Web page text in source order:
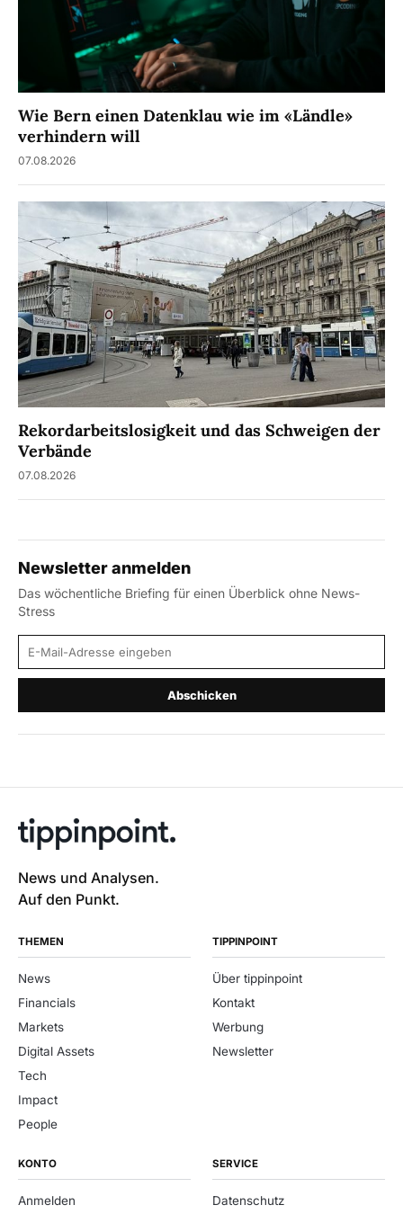
Wie Bern einen Datenklau wie im «Ländle»
verhindern will
07.08.2026
Rekordarbeitslosigkeit und das Schweigen der
Verbände
07.08.2026
Newsletter anmelden
Das wöchentliche Briefing für einen Überblick ohne News-
Stress
E-Mail-Adresse
Abschicken
News und Analysen.
Auf den Punkt.
THEMEN
News
Financials
Markets
Digital Assets
Tech
Impact
People
TIPPINPOINT
Über tippinpoint
Kontakt
Werbung
Newsletter
KONTO
Anmelden
SERVICE
Datenschutz